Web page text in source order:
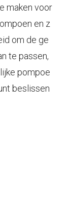
maken voor
en z
om de ge
te passen,
pompoe
beslissen